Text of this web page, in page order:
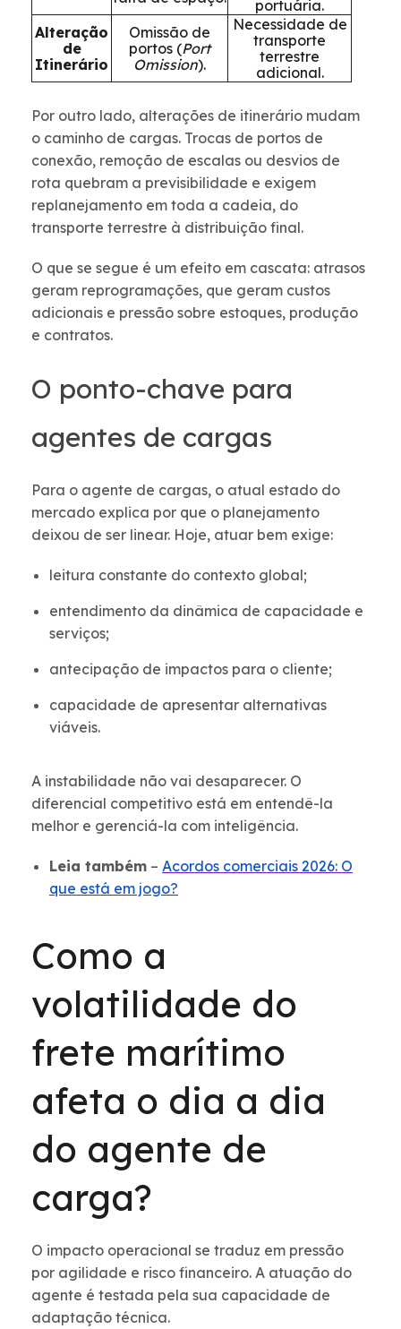
portuária.
Alteração
de
Itinerário
Omissão de
portos (Port
Omission).
Necessidade de
transporte
terrestre
adicional.
Por outro lado, alterações de itinerário mudam
o caminho de cargas. Trocas de portos de
conexão, remoção de escalas ou desvios de
rota quebram a previsibilidade e exigem
replanejamento em toda a cadeia, do
transporte terrestre à distribuição final.
O que se segue é um efeito em cascata: atrasos
geram reprogramações, que geram custos
adicionais e pressão sobre estoques, produção
e contratos.
O ponto-chave para
agentes de cargas
Para o agente de cargas, o atual estado do
mercado explica por que o planejamento
deixou de ser linear. Hoje, atuar bem exige:
leitura constante do contexto global;
entendimento da dinâmica de capacidade e
serviços;
antecipação de impactos para o cliente;
capacidade de apresentar alternativas
viáveis.
A instabilidade não vai desaparecer. O
diferencial competitivo está em entendê-la
melhor e gerenciá-la com inteligência.
Leia também – Acordos comerciais 2026: O
que está em jogo?
Como a
volatilidade do
frete marítimo
afeta o dia a dia
do agente de
carga?
O impacto operacional se traduz em pressão
por agilidade e risco financeiro. A atuação do
agente é testada pela sua capacidade de
adaptação técnica.